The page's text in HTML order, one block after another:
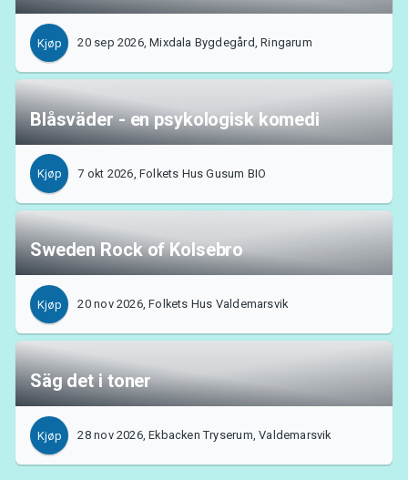
Om Tickster
Kjøp 20 sep 2026, Mixdala Bygdegård, Ringarum
Blåsväder - en psykologisk komedi
Kjøp 7 okt 2026, Folkets Hus Gusum BIO
Sweden Rock of Kolsebro
Kjøp 20 nov 2026, Folkets Hus Valdemarsvik
Säg det i toner
Kjøp 28 nov 2026, Ekbacken Tryserum, Valdemarsvik